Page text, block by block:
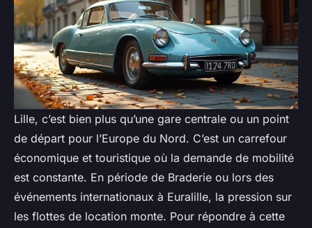
Lille, c’est bien plus qu’une gare centrale ou un point
de départ pour l’Europe du Nord. C’est un carrefour
économique et touristique où la demande de mobilité
est constante. En période de Braderie ou lors des
événements internationaux à Euralille, la pression sur
les flottes de location monte. Pour répondre à cette